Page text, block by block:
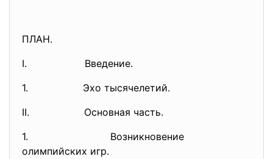
ПЛАН.
I. Введение.
1. Эхо тысячелетий.
II. Основная часть.
1. Возникновение
олимпийских игр.